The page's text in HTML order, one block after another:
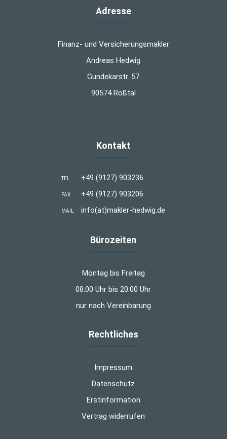
Adresse
Finanz- und Versicherungsmakler
Andreas Hedwig
Gundekarstr. 57
90574 Roßtal
Kontakt
TEL +49 (9127) 903236
FAX +49 (9127) 903206
MAIL info(at)makler-hedwig.de
Bürozeiten
Montag bis Freitag
08:00 Uhr bis 20:00 Uhr
nur nach Vereinbarung
Rechtliches
Impressum
Datenschutz
Erstinformation
Vertrag widerrufen